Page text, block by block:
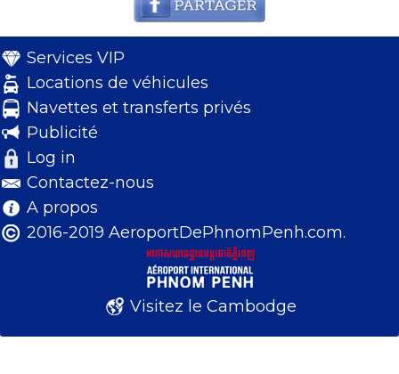
Services VIP
Locations de véhicules
Navettes et transferts privés
Publicité
Log in
Contactez-nous
A propos
2016-2019 AeroportDePhnomPenh.com.
Visitez le Cambodge